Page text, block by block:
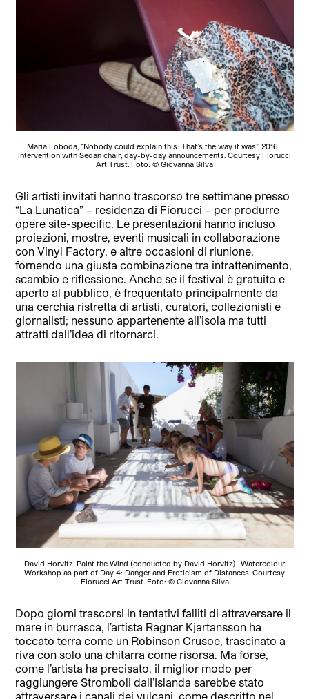
Maria Loboda, “Nobody could explain this: That’s the way it was”, 2016
Intervention with Sedan chair, day-by-day announcements. Courtesy Fiorucci
Art Trust. Foto: © Giovanna Silva
Gli artisti invitati hanno trascorso tre settimane presso
“La Lunatica” – residenza di Fiorucci – per produrre
opere site-specific. Le presentazioni hanno incluso
proiezioni, mostre, eventi musicali in collaborazione
con Vinyl Factory, e altre occasioni di riunione,
fornendo una giusta combinazione tra intrattenimento,
scambio e riflessione. Anche se il festival è gratuito e
aperto al pubblico, è frequentato principalmente da
una cerchia ristretta di artisti, curatori, collezionisti e
giornalisti; nessuno appartenente all’isola ma tutti
attratti dall’idea di ritornarci.
David Horvitz, Paint the Wind (conducted by David Horvitz) Watercolour
Workshop as part of Day 4: Danger and Eroticism of Distances. Courtesy
Fiorucci Art Trust. Foto: © Giovanna Silva
Dopo giorni trascorsi in tentativi falliti di attraversare il
mare in burrasca, l’artista Ragnar Kjartansson ha
toccato terra come un Robinson Crusoe, trascinato a
riva con solo una chitarra come risorsa. Ma forse,
come l’artista ha precisato, il miglior modo per
raggiungere Stromboli dalI’Islanda sarebbe stato
attraversare i canali dei vulcani, come descritto nel